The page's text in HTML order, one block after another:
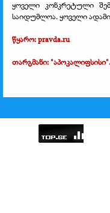
ყოველი კონკრეტული
საიდუმლოა. ყოველი
წყარო: pravda.ru
თარგმანი: